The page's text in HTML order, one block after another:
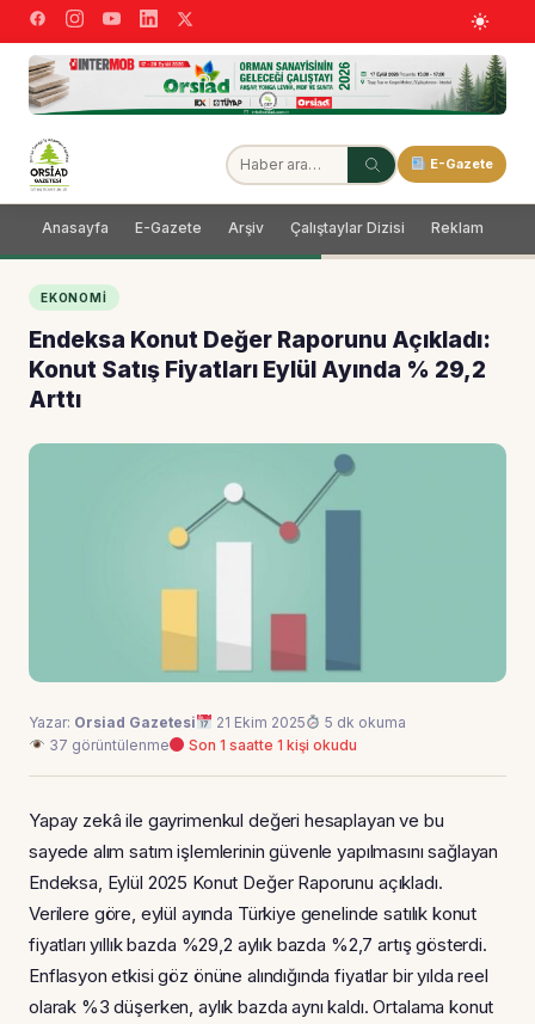
E-Gazete
Anasayfa E-Gazete Arşiv Çalıştaylar Dizisi Reklam
EKONOMI
Endeksa Konut Değer Raporunu Açıkladı:
Konut Satış Fiyatları Eylül Ayında % 29,2
Arttı
Yazar: Orsiad Gazetesi 21 Ekim 2025
5 dk okuma
37 görüntülenme
Son 1 saatte 1 kişi okudu
Yapay zekâ ile gayrimenkul değeri hesaplayan ve bu
sayede alım satım işlemlerinin güvenle yapılmasını sağlayan
Endeksa, Eylül 2025 Konut Değer Raporunu açıkladı.
Verilere göre, eylül ayında Türkiye genelinde satılık konut
fiyatları yıllık bazda %29,2 aylık bazda %2,7 artış gösterdi.
Enflasyon etkisi göz önüne alındığında fiyatlar bir yılda reel
olarak %3 düşerken, aylık bazda aynı kaldı. Ortalama konut